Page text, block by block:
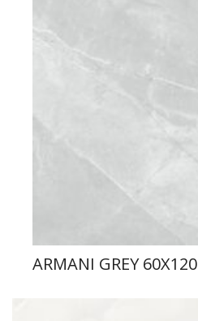
ARMANI GREY 60X120